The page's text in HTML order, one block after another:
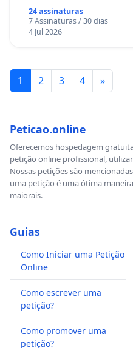
24 assinaturas
7 Assinaturas / 30 dias
4 Jul 2026
1 2 3 4 »
Peticao.online
Oferecemos hospedagem
petição online profissional,
Nossas petições são
uma petição é uma ótima
maiorais.
Guias
Como Iniciar uma Petição
Online
Como escrever uma
petição?
Como promover uma
petição?